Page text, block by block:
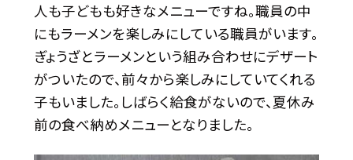
人も子どもも好きなメニューですね。職員の中
にもラーメンを楽しみにしている職員がいます。
ぎょうざとラーメンという組み合わせにデザート
がついたので、前々から楽しみにしていてくれる
子もいました。しばらく給食がないので、夏休み
前の食べ納めメニューとなりました。